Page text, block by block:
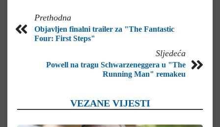
Prethodna
Objavljen finalni trailer za "The Fantastic
Four: First Steps"
Sljedeća
Powell na tragu Schwarzeneggera u "The
Running Man" remakeu
VEZANE VIJESTI